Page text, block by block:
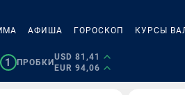
АФИША ГОРОСКОП КУРСЫ
1 ПРОБКИ
USD 81,41
EUR 94,06